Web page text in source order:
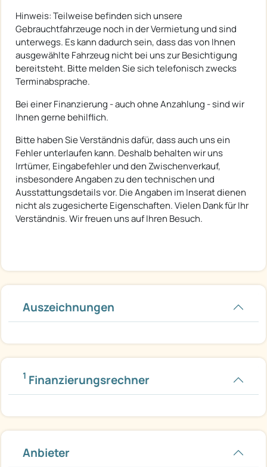
Hinweis: Teilweise befinden sich unsere
Gebrauchtfahrzeuge noch in der Vermietung und sind
unterwegs. Es kann dadurch sein, dass das von Ihnen
ausgewählte Fahrzeug nicht bei uns zur Besichtigung
bereitsteht. Bitte melden Sie sich telefonisch zwecks
Terminabsprache.
Bei einer Finanzierung - auch ohne Anzahlung - sind wir
Ihnen gerne behilflich.
Bitte haben Sie Verständnis dafür, dass auch uns ein
Fehler unterlaufen kann. Deshalb behalten wir uns
Irrtümer, Eingabefehler und den Zwischenverkauf,
insbesondere Angaben zu den technischen und
Ausstattungsdetails vor. Die Angaben im Inserat dienen
nicht als zugesicherte Eigenschaften. Vielen Dank für Ihr
Verständnis. Wir freuen uns auf Ihren Besuch.
Auszeichnungen
1 Finanzierungsrechner
Anbieter